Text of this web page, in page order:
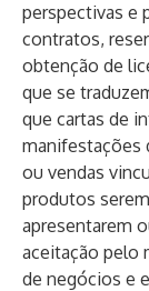
perspectivas e
contratos,
obtenção de
que se
que cartas de
manifestações
ou vendas
produtos
apresentarem
aceitação pelo
de negócios e